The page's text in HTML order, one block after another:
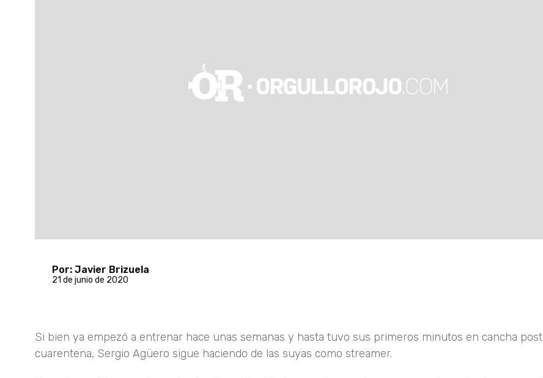
Por: Javier Brizuela
21 de junio de 2020
Si bien ya empezó a entrenar hace unas semanas y hasta tuvo sus primeros minutos en cancha post
cuarentena, Sergio Agüero sigue haciendo de las suyas como streamer.